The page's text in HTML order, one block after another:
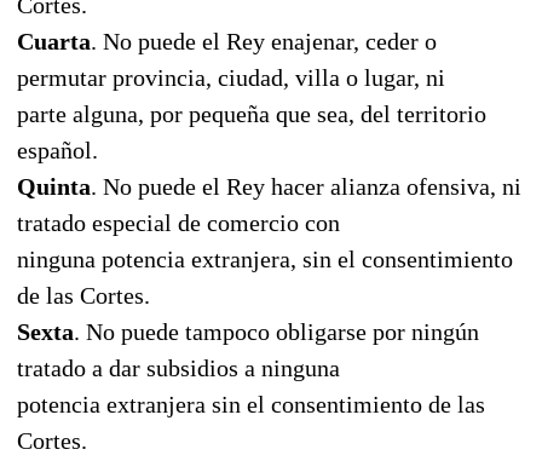
Cuarta. No puede el Rey enajenar, ceder o
permutar provincia, ciudad, villa o lugar, ni
parte alguna, por pequeña que sea, del territorio
español.
Quinta. No puede el Rey hacer alianza ofensiva, ni
tratado especial de comercio con
ninguna potencia extranjera, sin el consentimiento
de las Cortes.
Sexta. No puede tampoco obligarse por ningún
tratado a dar subsidios a ninguna
potencia extranjera sin el consentimiento de las
Cortes.